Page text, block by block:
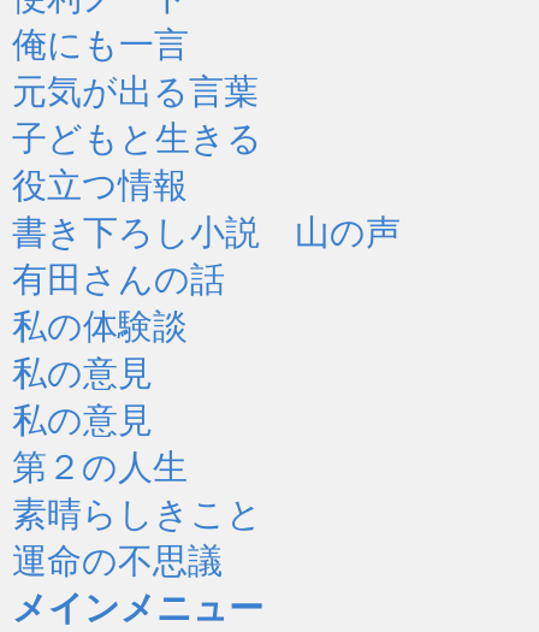
俺にも一言
元気が出る言葉
子どもと生きる
役立つ情報
書き下ろし小説 山の声
有田さんの話
私の体験談
私の意見
私の意見
第２の人生
素晴らしきこと
運命の不思議
メインメニュー